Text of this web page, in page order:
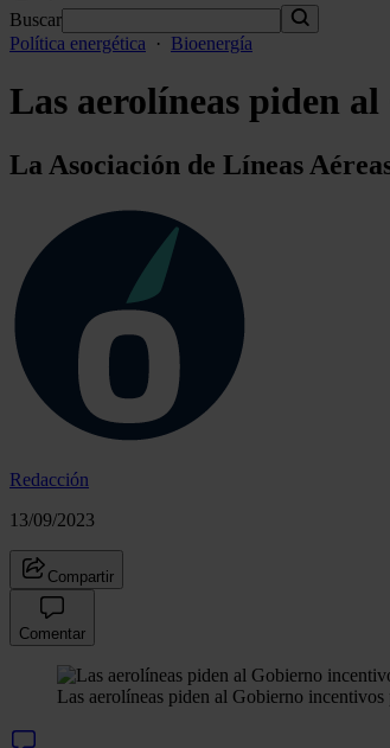
Buscar
Política energética
· Bioenergía
Las aerolíneas piden
La Asociación de Líneas
Redacción
13/09/2023
Compartir
Comentar
Las aerolíneas piden al Gobierno